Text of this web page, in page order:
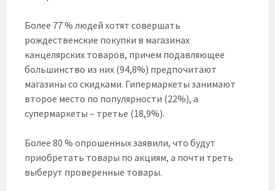
Более 77 % людей хотят совершать
рождественские покупки в магазинах
канцелярских товаров, причем подавляющее
большинство из них (94,8%) предпочитают
магазины со скидками. Гипермаркеты занимают
второе место по популярности (22%), а
супермаркеты – третье (18,9%).
Более 80 % опрошенных заявили, что будут
приобретать товары по акциям, а почти треть
выберут проверенные товары.